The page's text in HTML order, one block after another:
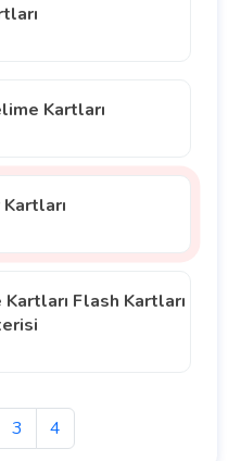
Kartları
Kartları Flash Kartları
3 4